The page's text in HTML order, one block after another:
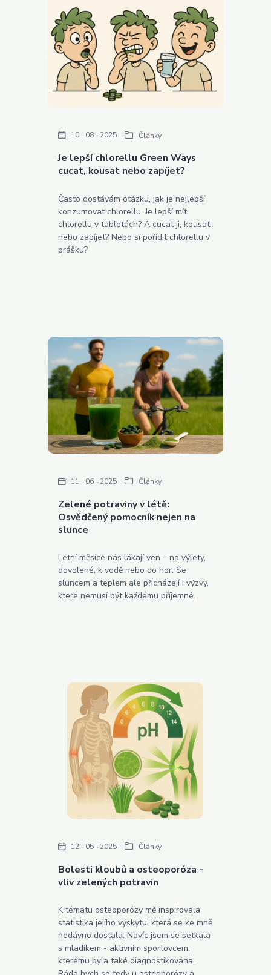
Je lepší chlorellu Green Ways
cucat, kousat nebo zapíjet?
10 08 2025 Články
Často dostávám otázku, jak je nejlepší
konzumovat chlorellu. Je lepší mít
chlorellu v tabletách? A cucat ji, kousat
nebo zapíjet? Nebo si pořídit chlorellu v
prášku?
Zelené potraviny v létě:
Osvědčený pomocník nejen na
slunce
11 06 2025 Články
Letní měsíce nás lákají ven – na výlety,
dovolené, k vodě nebo do hor. Se
sluncem a teplem ale přicházejí i výzvy,
které nemusí být každému příjemné.
Bolesti kloubů a osteoporóza -
vliv zelených potravin
12 05 2025 Články
K tématu osteoporózy mě inspirovala
statistika jejího výskytu, která se ke mně
nedávno dostala. Navíc jsem se setkala
s mladíkem - aktivním sportovcem,
kterému byla také diagnostikována.